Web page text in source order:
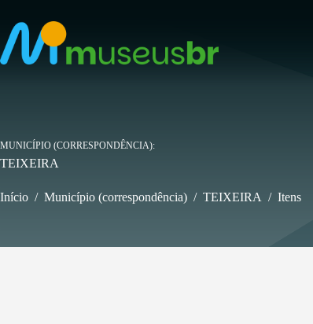
para
conteúdo
MUNICÍPIO (CORRESPONDÊNCIA)
TEIXEIRA
Início / Município (correspondência) / TEIXEIRA / Itens